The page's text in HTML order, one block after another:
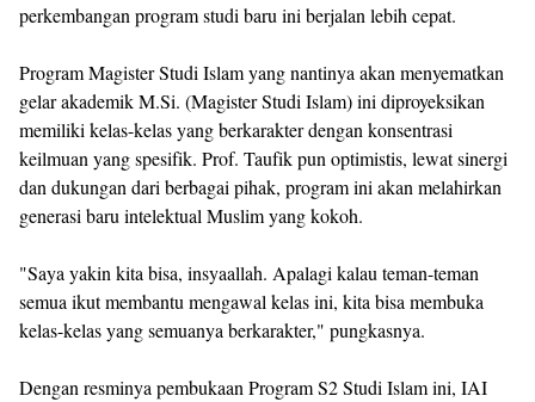
perkembangan program studi baru ini berjalan lebih cepat.
Program Magister Studi Islam yang nantinya akan menyematkan
gelar akademik M.Si. (Magister Studi Islam) ini diproyeksikan
memiliki kelas-kelas yang berkarakter dengan konsentrasi
keilmuan yang spesifik. Prof. Taufik pun optimistis, lewat sinergi
dan dukungan dari berbagai pihak, program ini akan melahirkan
generasi baru intelektual Muslim yang kokoh.
"Saya yakin kita bisa, insyaallah. Apalagi kalau teman-teman
semua ikut membantu mengawal kelas ini, kita bisa membuka
kelas-kelas yang semuanya berkarakter," pungkasnya.
Dengan resminya pembukaan Program S2 Studi Islam ini, IAI